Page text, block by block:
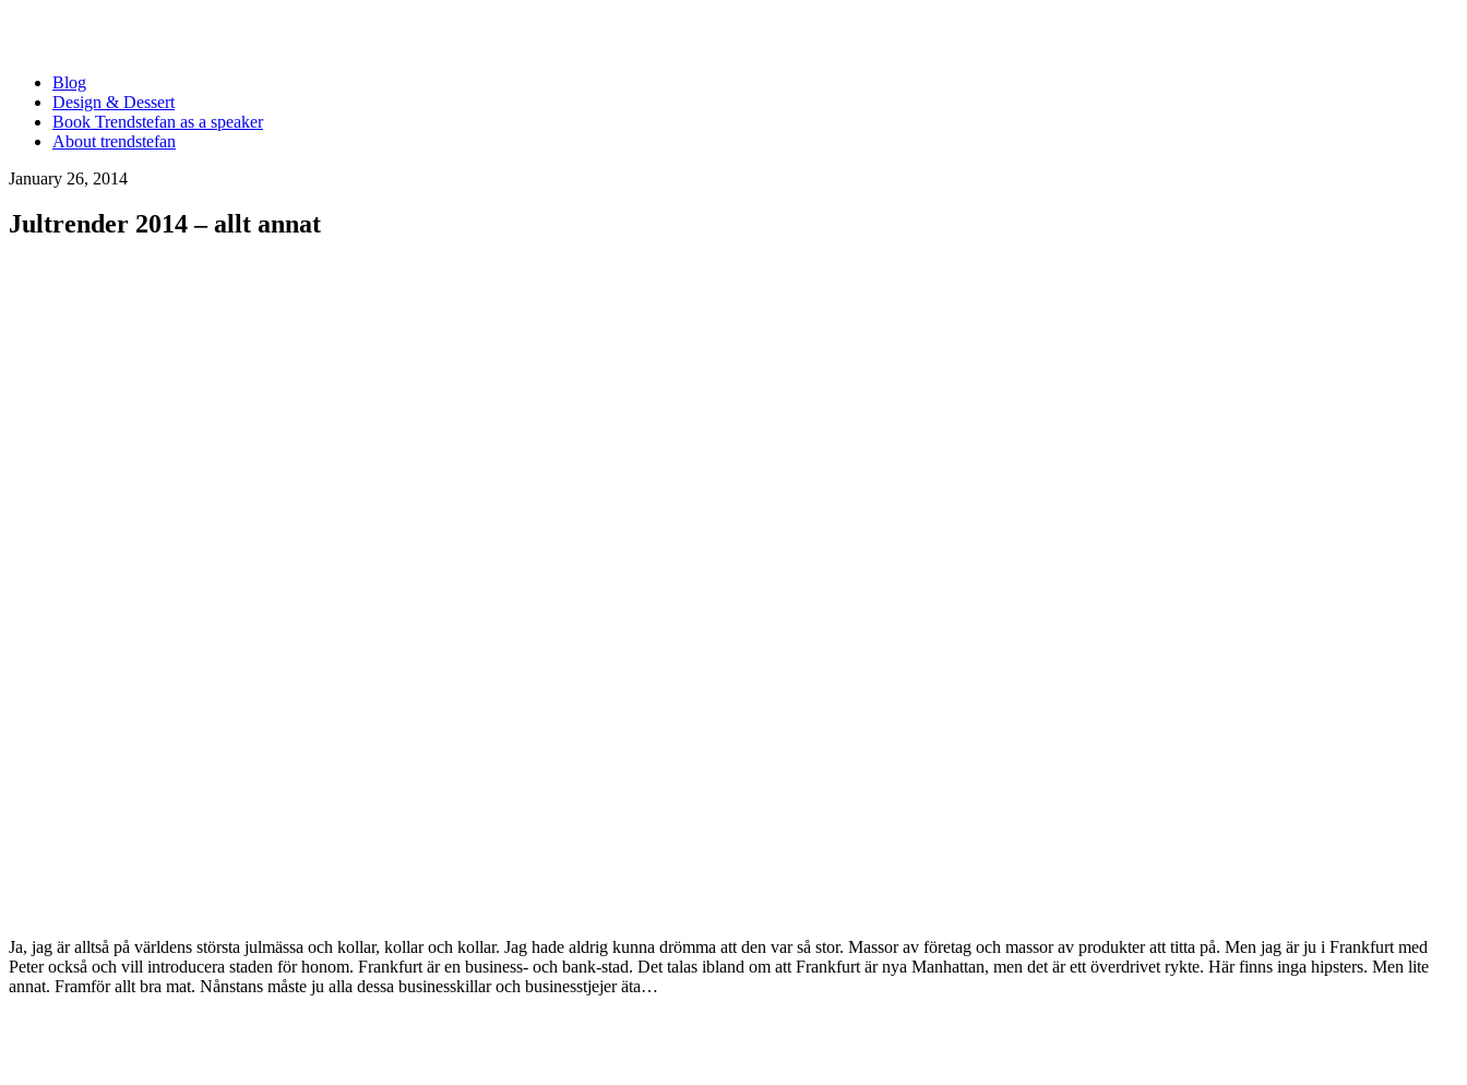
Blog
Design & Dessert
Book Trendstefan as a speaker
About trendstefan
January 26, 2014
Jultrender 2014 – allt annat
Ja, jag är alltså på världens största julmässa och kollar, kollar och kollar. Jag hade aldrig kunna drömma att den var så stor. Massor av företag och massor av produkter att titta på. Men jag är ju i Frankfurt med
Peter också och vill introducera staden för honom. Frankfurt är en business- och bank-stad. Det talas ibland om att Frankfurt är nya Manhattan, men det är ett överdrivet rykte. Här finns inga hipsters. Men lite
annat. Framför allt bra mat. Nånstans måste ju alla dessa businesskillar och businesstjejer äta…